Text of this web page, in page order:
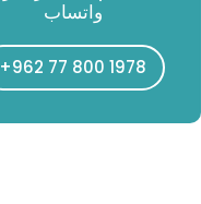
واتساب
+962 77 800 1978